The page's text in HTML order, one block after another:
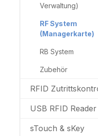
Verwaltung)
RF System
(Managerkarte)
RB System
Zubehör
RFID
USB RFID Reader
sTouch & sKey